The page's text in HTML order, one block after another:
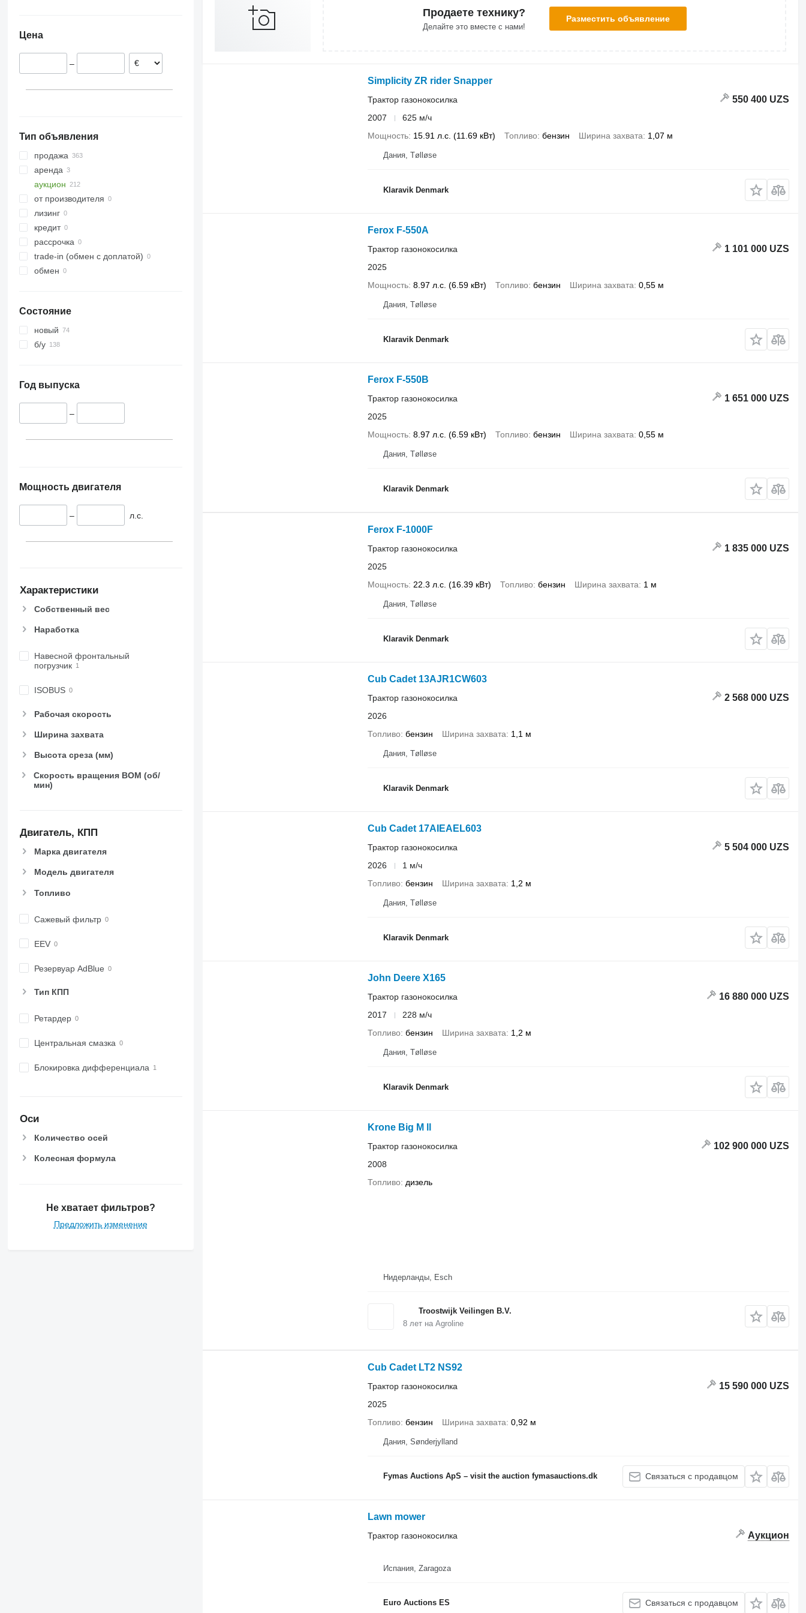
Испания
Бельгия
Цена
–
Тип объявления
продажа
аренда
аукцион
от производителя
лизинг
кредит
рассрочка
trade-in (обмен с доплатой)
обмен
Состояние
новый
б/у
Год выпуска
–
Мощность двигателя
– л.с.
Характеристики
Собственный вес
Наработка
Навесной фронтальный
погрузчик
ISOBUS
Рабочая скорость
Ширина захвата
Высота среза (мм)
Скорость вращения ВОМ (об/
мин)
Двигатель, КПП
Марка двигателя
Модель двигателя
Топливо
Сажевый фильтр
EEV
Резервуар AdBlue
Тип КПП
Ретардер
Центральная смазка
Блокировка дифференциала
Оси
Количество осей
Колесная формула
Не хватает фильтров?
Предложить изменение
Продаете технику?
Делайте это вместе с нами!
Разместить объявление
Simplicity ZR rider Snapper
550 400 UZS
Трактор газонокосилка
2007
625 м/ч
Мощность 15.91 л.с. (11.69 кВт) Топливо бензин Ширина захвата 1,07 м
Дания, Tølløse
Klaravik Denmark
Ferox F-550A
1 101 000 UZS
Трактор газонокосилка
2025
Мощность 8.97 л.с. (6.59 кВт) Топливо бензин Ширина захвата 0,55 м
Дания, Tølløse
Klaravik Denmark
Ferox F-550B
1 651 000 UZS
Трактор газонокосилка
2025
Мощность 8.97 л.с. (6.59 кВт) Топливо бензин Ширина захвата 0,55 м
Дания, Tølløse
Klaravik Denmark
Ferox F-1000F
1 835 000 UZS
Трактор газонокосилка
2025
Мощность 22.3 л.с. (16.39 кВт) Топливо бензин Ширина захвата 1 м
Дания, Tølløse
Klaravik Denmark
Cub Cadet 13AJR1CW603
2 568 000 UZS
Трактор газонокосилка
2026
Топливо бензин Ширина захвата 1,1 м
Дания, Tølløse
Klaravik Denmark
Cub Cadet 17AIEAEL603
5 504 000 UZS
Трактор газонокосилка
2026
1 м/ч
Топливо бензин Ширина захвата 1,2 м
Дания, Tølløse
Klaravik Denmark
John Deere X165
16 880 000 UZS
Трактор газонокосилка
2017
228 м/ч
Топливо бензин Ширина захвата 1,2 м
Дания, Tølløse
Klaravik Denmark
Krone Big M ll
102 900 000 UZS
Трактор газонокосилка
2008
Топливо
дизель
Нидерланды, Esch
Troostwijk Veilingen B.V.
8лет на Agroline
Cub Cadet LT2 NS92
15 590 000 UZS
Трактор газонокосилка
2025
Топливо бензин Ширина захвата 0,92 м
Дания, Sønderjylland
Fymas Auctions ApS – visit the auction fymasauctions.dk Связаться с продавцом
Lawn mower
Аукцион
Трактор газонокосилка
Испания, Zaragoza
Euro Auctions ES Связаться с продавцом